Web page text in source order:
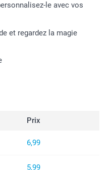
le avec vos
et regardez la magie
Prix
6,99
5,99